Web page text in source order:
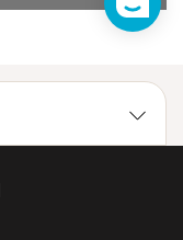
챗
봇